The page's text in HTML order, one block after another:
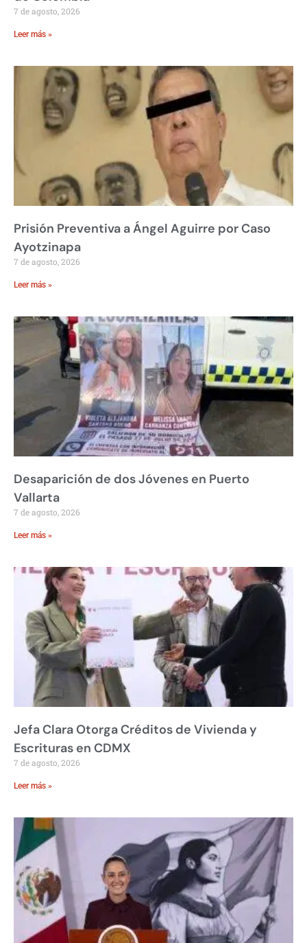
7 de agosto, 2026
Leer más »
Prisión Preventiva a Ángel Aguirre por Caso
Ayotzinapa
7 de agosto, 2026
Leer más »
Desaparición de dos Jóvenes en Puerto
Vallarta
7 de agosto, 2026
Leer más »
Jefa Clara Otorga Créditos de Vivienda y
Escrituras en CDMX
7 de agosto, 2026
Leer más »